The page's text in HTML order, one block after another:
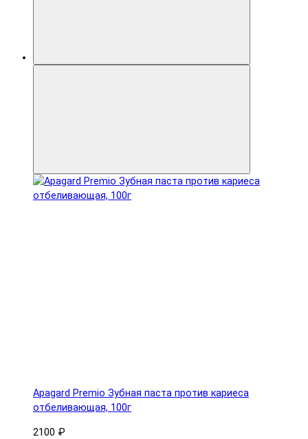
Apagard Premio Зубная паста против кариеса
отбеливающая, 100г
2100 ₽